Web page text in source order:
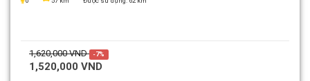
1,620,000 VND -7%
1,520,000 VND